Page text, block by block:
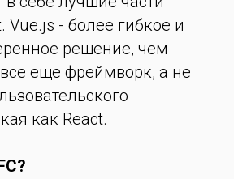
Vue.js - более гибкое и
решение, чем
еще фреймворк, а не
как React.